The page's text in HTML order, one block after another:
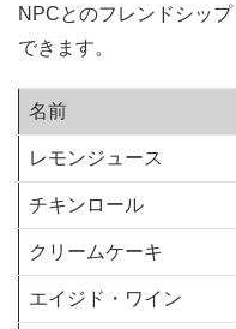
NPCとのフレンドシッ
できます。
名前
レモンジュース
チキンロール
クリームケーキ
エイジド・ワイン